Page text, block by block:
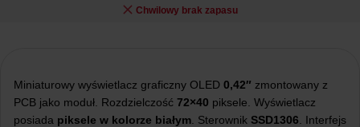
Chwilowy brak zapasu
Miniaturowy wyświetlacz graficzny OLED 0,42″ zmontowany z
PCB jako moduł. Rozdzielczość 72×40 piksele. Wyświetlacz
posiada piksele w kolorze białym . Sterownik SSD1306 . Interfejs